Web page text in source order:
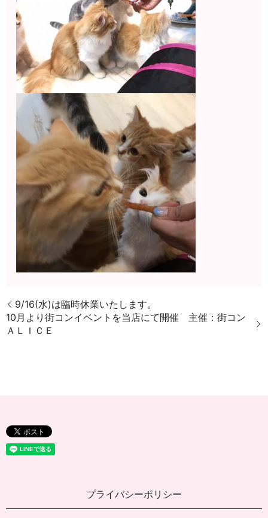
9/16(水)は臨時休業いたします。
10月より街コンイベントを当店にて開催 主催：街コン
ＡＬＩＣＥ
プライバシーポリシー